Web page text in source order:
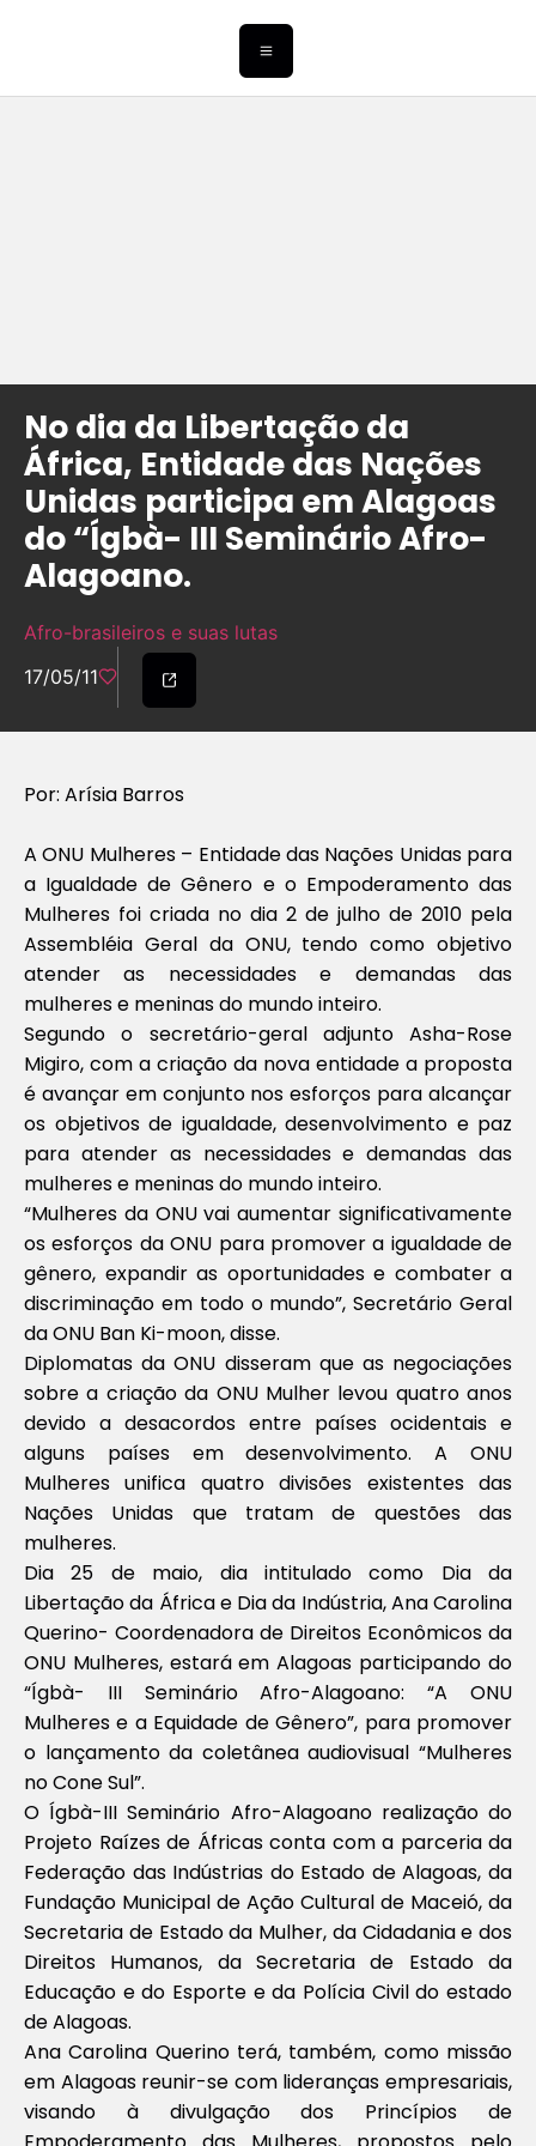
No dia da Libertação da
África, Entidade das Nações
Unidas participa em Alagoas
do “Ígbà- III Seminário Afro-
Alagoano.
Afro-brasileiros e suas lutas
17/05/11
Por: Arísia Barros
A ONU Mulheres – Entidade das Nações Unidas para
a Igualdade de Gênero e o Empoderamento das
Mulheres foi criada no dia 2 de julho de 2010 pela
Assembléia Geral da ONU, tendo como objetivo
atender as necessidades e demandas das
mulheres e meninas do mundo inteiro.
Segundo o secretário-geral adjunto Asha-Rose
Migiro, com a criação da nova entidade a proposta
é avançar em conjunto nos esforços para alcançar
os objetivos de igualdade, desenvolvimento e paz
para atender as necessidades e demandas das
mulheres e meninas do mundo inteiro.
“Mulheres da ONU vai aumentar significativamente
os esforços da ONU para promover a igualdade de
gênero, expandir as oportunidades e combater a
discriminação em todo o mundo”, Secretário Geral
da ONU Ban Ki-moon, disse.
Diplomatas da ONU disseram que as negociações
sobre a criação da ONU Mulher levou quatro anos
devido a desacordos entre países ocidentais e
alguns países em desenvolvimento. A ONU
Mulheres unifica quatro divisões existentes das
Nações Unidas que tratam de questões das
mulheres.
Dia 25 de maio, dia intitulado como Dia da
Libertação da África e Dia da Indústria, Ana Carolina
Querino- Coordenadora de Direitos Econômicos da
ONU Mulheres, estará em Alagoas participando do
“Ígbà- III Seminário Afro-Alagoano: “A ONU
Mulheres e a Equidade de Gênero”, para promover
o lançamento da coletânea audiovisual “Mulheres
no Cone Sul”.
O Ígbà-III Seminário Afro-Alagoano realização do
Projeto Raízes de Áfricas conta com a parceria da
Federação das Indústrias do Estado de Alagoas, da
Fundação Municipal de Ação Cultural de Maceió, da
Secretaria de Estado da Mulher, da Cidadania e dos
Direitos Humanos, da Secretaria de Estado da
Educação e do Esporte e da Polícia Civil do estado
de Alagoas.
Ana Carolina Querino terá, também, como missão
em Alagoas reunir-se com lideranças empresariais,
visando à divulgação dos Princípios de